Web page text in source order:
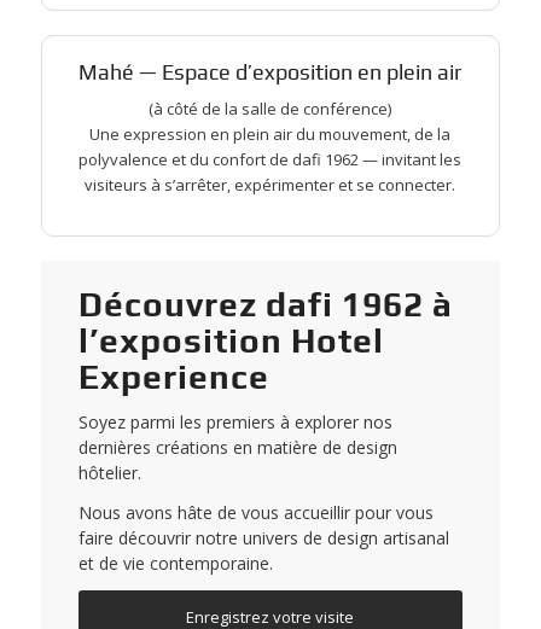
Mahé — Espace d’exposition en plein air
(à côté de la salle de conférence)
Une expression en plein air du mouvement, de la
polyvalence et du confort de dafi 1962 — invitant les
visiteurs à s’arrêter, expérimenter et se connecter.
Découvrez dafi 1962 à
l’exposition Hotel
Experience
Soyez parmi les premiers à explorer nos
dernières créations en matière de design
hôtelier.
Nous avons hâte de vous accueillir pour vous
faire découvrir notre univers de design artisanal
et de vie contemporaine.
Enregistrez votre visite